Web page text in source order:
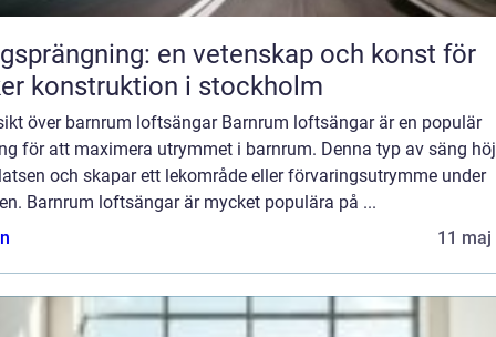
en vetenskap och konst för
konstruktion i stockholm
över barnrum loftsängar Barnrum loftsängar är en populär
för att maximera utrymmet i barnrum. Denna typ av säng
och skapar ett lekområde eller förvaringsutrymme under
Barnrum loftsängar är mycket populära på ...
11 maj